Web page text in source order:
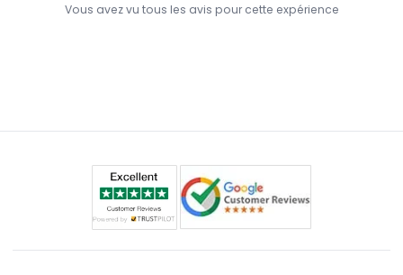
Vous avez vu tous les avis pour cette expérience